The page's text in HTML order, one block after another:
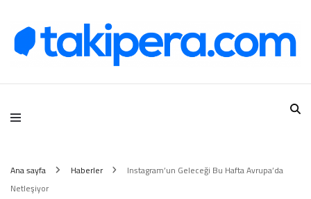
Takipera Dijital Hizmetler
Ana sayfa Haberler
Instagram’un Geleceği Bu Hafta Avrupa’da
Netleşiyor